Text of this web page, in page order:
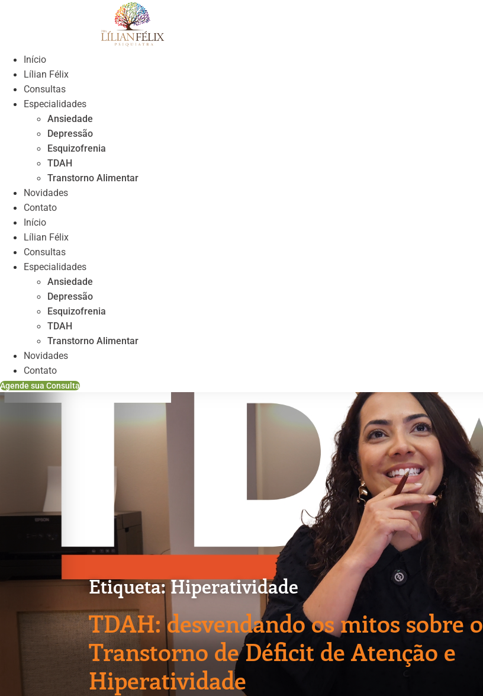
Início
Lílian Félix
Consultas
Especialidades
Ansiedade
Depressão
Esquizofrenia
TDAH
Transtorno Alimentar
Novidades
Contato
Início
Lílian Félix
Consultas
Especialidades
Ansiedade
Depressão
Esquizofrenia
TDAH
Transtorno Alimentar
Novidades
Contato
Agende sua Consulta
Etiqueta: Hiperatividade
TDAH: desvendando os mitos sobre o
Transtorno de Déficit de Atenção e
Hiperatividade